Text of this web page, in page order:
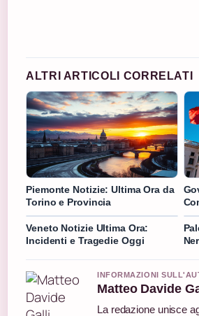
ALTRI ARTICOLI CORRELATI
Piemonte Notizie: Ultima Ora da
Torino e Provincia
Veneto Notizie Ultima Ora:
Incidenti e Tragedie Oggi
INFORMAZIONI
Matteo Davide
La redazione unisce